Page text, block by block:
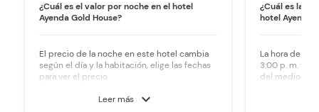
¿Cuál es el valor por noche en el hotel
Ayenda Gold House?
El precio de la noche en este hotel cambia
según el día y la habitación, elige las fechas
para ver el precio
Leer más
expand_more
¿Cuál es la
hotel Ayenda
La hora de
3:00 p. m. y la
del mediodía.